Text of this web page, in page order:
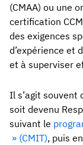
(CMAA) ou une
certification
des exigences
d’expérience et
et à superviser
Il s’agit souvent
soit devenu
suivant le
» (CMIT), puis